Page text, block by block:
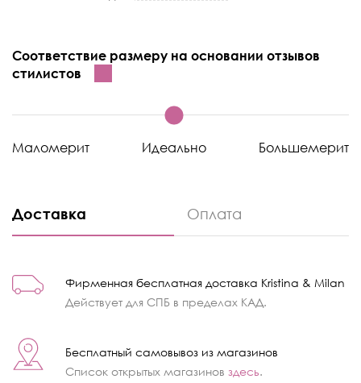
Соответствие размеру на основании отзывов
стилистов
Маломерит Идеально Большемерит
Доставка Оплата
Фирменная бесплатная доставка Kristina & Milan
Действует для СПБ в пределах КАД.
Бесплатный самовывоз из магазинов
Список открытых магазинов здесь.